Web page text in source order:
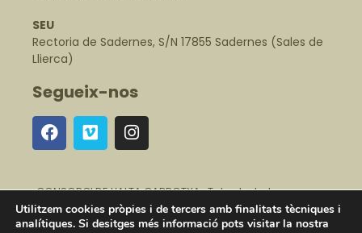
SEU
Rectoria de Sadernes, S/N 17855 Sadernes (Sales de
Llierca)
Segueix-nos
CONSORCI DE L’ALTA GARROTXA · Tots els drets
reservats · Avís legal · Política de protecció de dades
Política de cookies·Canal Intern d'Alertes
Utilitzem cookies pròpies i de tercers amb finalitats tècniques i
analítiques. Si desitges més informació pots visitar la nostra